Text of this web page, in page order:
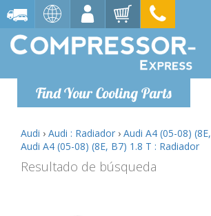
Find Your Cooling Parts
Audi › Audi : Radiador › Audi A4 (05-08)
Audi A4 (05-08) (8E, B7) 1.8 T : Radiador
Resultado de búsqueda